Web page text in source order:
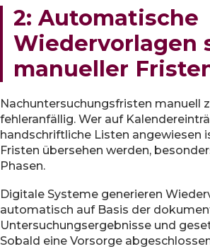
2: Automatische
Wiedervorlagen
manueller
Nachuntersuchungsfristen manuell
fehleranfällig. Wer auf
handschriftliche Listen angewiesen
Fristen übersehen werden,
Phasen.
Digitale Systeme generieren
automatisch auf Basis der
Untersuchungsergebnisse und
Sobald eine Vorsorge